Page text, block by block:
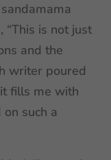
“This is not just
and the
writer poured
fills me with
such a